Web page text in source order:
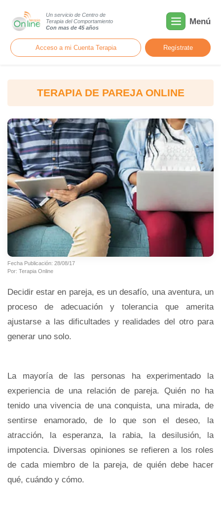
Un servicio de Centro de
Terapia del Comportamiento
Con mas de 45 años
Menú
Acceso a mi Cuenta Terapia Regístrate
TERAPIA DE PAREJA ONLINE
Fecha Publicación: 28/08/17
Por: Terapia Online
Decidir estar en pareja, es un desafío, una aventura, un
proceso de adecuación y tolerancia que amerita
ajustarse a las dificultades y realidades del otro para
generar uno solo.
La mayoría de las personas ha experimentado la
experiencia de una relación de pareja. Quién no ha
tenido una vivencia de una conquista, una mirada, de
sentirse enamorado, de lo que son el deseo, la
atracción, la esperanza, la rabia, la desilusión, la
impotencia. Diversas opiniones se refieren a los roles
de cada miembro de la pareja, de quién debe hacer
qué, cuándo y cómo.